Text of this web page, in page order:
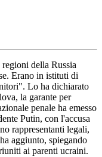
della Russia
Erano in istituti di
Lo ha dichiarato
la garante per
penale ha emesso
Putin, con l'accusa
rappresentanti legali,
aggiunto, spiegando
ai parenti ucraini.